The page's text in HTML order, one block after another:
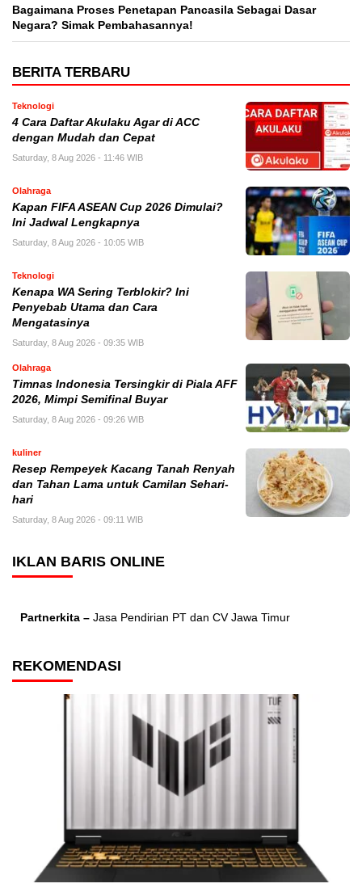
Bagaimana Proses Penetapan Pancasila Sebagai Dasar
Negara? Simak Pembahasannya!
BERITA TERBARU
Teknologi
4 Cara Daftar Akulaku Agar di ACC
dengan Mudah dan Cepat
Saturday, 8 Aug 2026 - 11:46 WIB
Olahraga
Kapan FIFA ASEAN Cup 2026 Dimulai?
Ini Jadwal Lengkapnya
Saturday, 8 Aug 2026 - 10:05 WIB
Teknologi
Kenapa WA Sering Terblokir? Ini
Penyebab Utama dan Cara
Mengatasinya
Saturday, 8 Aug 2026 - 09:35 WIB
Olahraga
Timnas Indonesia Tersingkir di Piala AFF
2026, Mimpi Semifinal Buyar
Saturday, 8 Aug 2026 - 09:26 WIB
kuliner
Resep Rempeyek Kacang Tanah Renyah
dan Tahan Lama untuk Camilan Sehari-
hari
Saturday, 8 Aug 2026 - 09:11 WIB
IKLAN BARIS ONLINE
Partnerkita – Jasa Pendirian PT dan CV Jawa Timur
REKOMENDASI